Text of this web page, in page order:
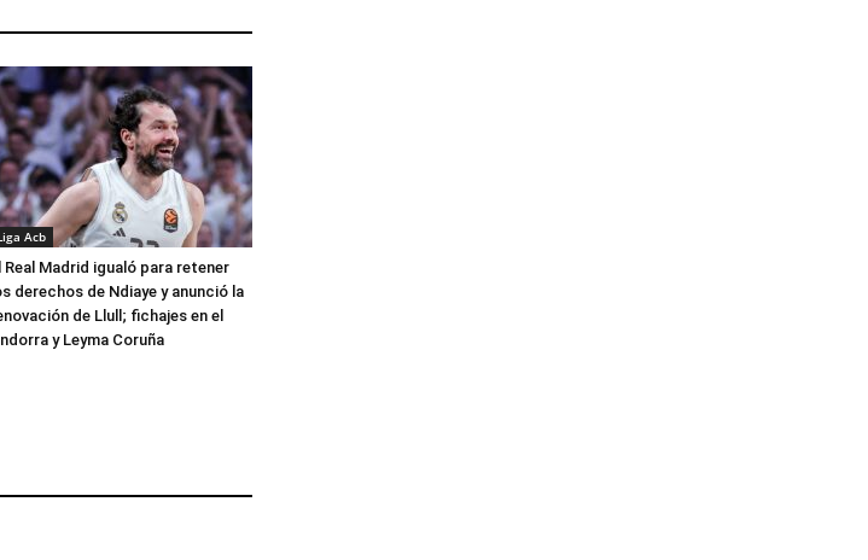
Acb
Real Madrid igualó para retener
derechos de Ndiaye y anunció la
de Llull; fichajes en el
y Leyma Coruña